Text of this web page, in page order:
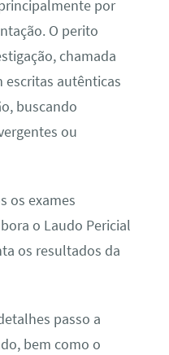
por
O perito
chamada
escritas autênticas
buscando
ou
os exames
o Laudo Pericial
os resultados da
passo a
bem como o